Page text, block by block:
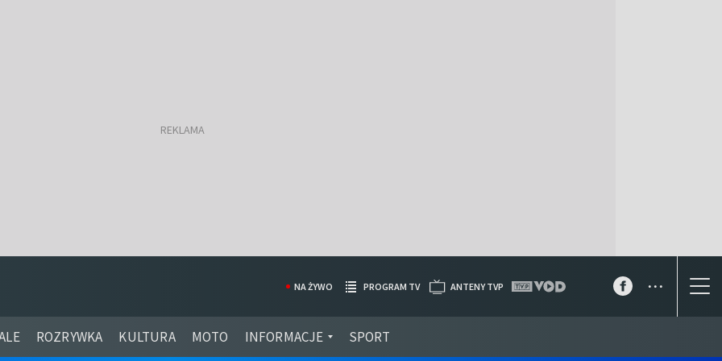
ROZRYWKA KULTURA MOTO INFORMACJE SPORT
NA ŻYWO PROGRAM TV ANTENY TVP ...